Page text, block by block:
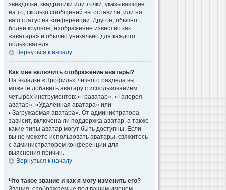
звёздочки, квадратики или точки, указывающие
на то, сколько сообщений вы оставили, или на
ваш статус на конференции. Другое, обычно
более крупное, изображение известно как
«аватара» и обычно уникально для каждого
пользователя.
Вернуться к началу
Как мне включить отображение аватары?
На вкладке «Профиль» личного раздела вы
можете добавить аватару с использованием
четырёх инструментов: «Граватар», «Галерея
аватар», «Удалённая аватара» или
«Загружаемая аватара». От администратора
зависит, включена ли поддержка аватар, а также
какие типы аватар могут быть доступны. Если
вы не можете использовать аватары, свяжитесь
с администратором конференции для
выяснения причин.
Вернуться к началу
Что такое звание и как я могу изменить его?